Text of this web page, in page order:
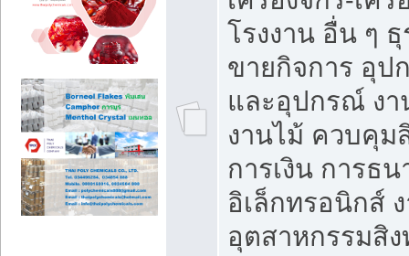
โรงงาน อื่น ๆ
ขายกิจการ อุป
และอุปกรณ์ ง
งานไม้ ควบคุม
การเงิน การธ
อิเล็กทรอนิกส์
อุตสาหกรรมสิ